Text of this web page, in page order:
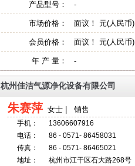
产品型号： -
市场价格： 面议！ 元(人民币)
会员价格： 面议！ 元(人民币)
年 产 量： -
杭州佳洁气源净化设备有限公司
朱赛萍女士 | 销售
手机：
13606607916
电话：
86 - 0571- 86458031
传真：
86 - 0571- 86465021
地址：
杭州市江干区石大路268号